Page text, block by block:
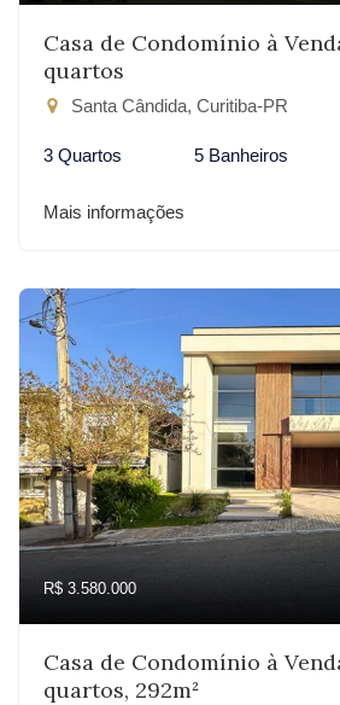
Casa de Condomínio à
quartos
Santa Cândida, Curitiba-PR
3 Quartos 5 Banheiros
Mais informações
R$ 3.580.000
Casa de Condomínio à
quartos, 292m²